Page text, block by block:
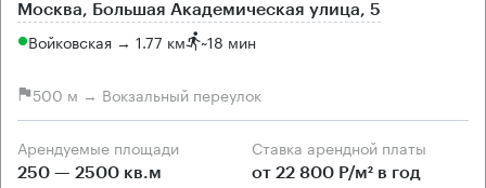
Москва, Большая Академическая улица, 5
Войковская → 1.77 км ~18 мин
500 м → Вокзальный переулок
Арендуемые площади
250 — 2500 кв.м
Ставка арендной платы
от 22 800 Р/м² в год